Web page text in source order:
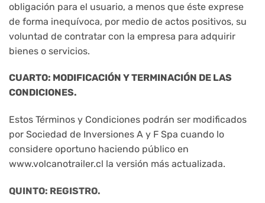
obligación para el usuario, a menos que éste exprese
de forma inequívoca, por medio de actos positivos, su
voluntad de contratar con la empresa para adquirir
bienes o servicios.
CUARTO: MODIFICACIÓN Y TERMINACIÓN DE LAS
CONDICIONES.
Estos Términos y Condiciones podrán ser modificados
por Sociedad de Inversiones A y F Spa cuando lo
considere oportuno haciendo público en
www.volcanotrailer.cl la versión más actualizada.
QUINTO: REGISTRO.